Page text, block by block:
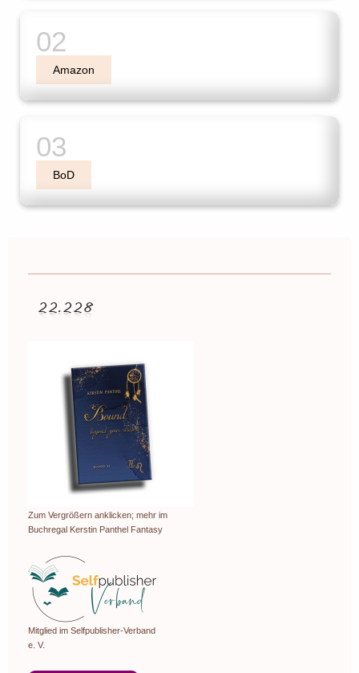
Amazon
BoD
Zum Vergrößern anklicken; mehr im
Buchregal Kerstin Panthel Fantasy
Mitglied im Selfpublisher-Verband
e. V.